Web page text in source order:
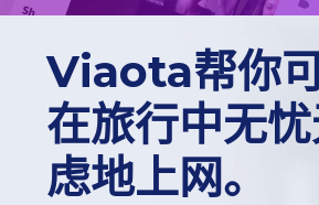
Viaota帮你
在旅行中无
虑地上网。